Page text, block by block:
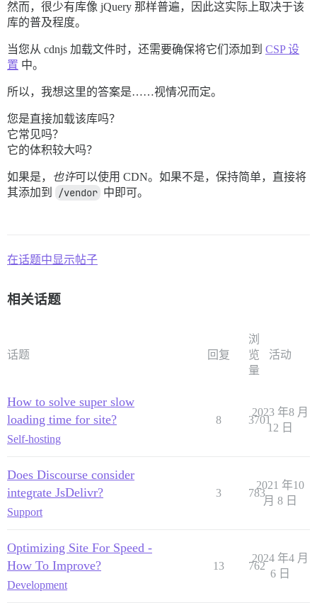
然而，很少有库像 jQuery 那样普遍，因此这实际上取决于该
库的普及程度。
当您从 cdnjs 加载文件时，还需要确保将它们添加到 CSP 设
置 中。
所以，我想这里的答案是……视情况而定。
您是直接加载该库吗？
它常见吗？
它的体积较大吗？
如果是， 也许可以使用 CDN。如果不是，保持简单，直接将
其添加到
/vendor 中即可。
在话题中显示帖子
相关话题
话题 回复
浏
览
量
活动
How to solve super slow
loading time for site?
Self-hosting
8 3701
2023 年8 月
12 日
Does Discourse consider
integrate JsDelivr?
Support
3 783
2021 年10
月 8 日
Optimizing Site For Speed -
How To Improve?
Development
13 762
2024 年4 月
6 日